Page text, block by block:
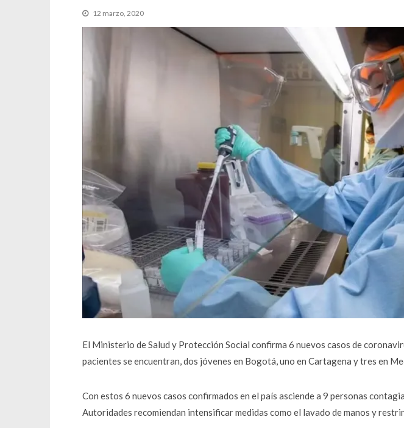
12 marzo, 2020
El Ministerio de Salud y Protección Social confirma 6 nuevos casos de
pacientes se encuentran, dos jóvenes en Bogotá, uno en Cartagena y tres en
Con estos 6 nuevos casos confirmados en el país asciende a 9 personas
Autoridades recomiendan intensificar medidas como el lavado de manos y